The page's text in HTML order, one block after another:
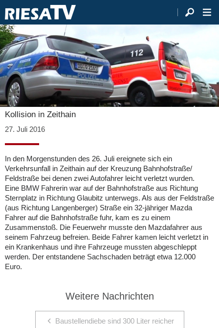
Kollision in Zeithain
27. Juli 2016
In den Morgenstunden des 26. Juli ereignete sich ein
Verkehrsunfall in Zeithain auf der Kreuzung Bahnhofstraße/
Feldstraße bei denen zwei Autofahrer leicht verletzt wurden.
Eine BMW Fahrerin war auf der Bahnhofstraße aus Richtung
Sternplatz in Richtung Glaubitz unterwegs. Als aus der Feldstraße
(aus Richtung Langenberger) Straße ein 32-jähriger Mazda
Fahrer auf die Bahnhofstraße fuhr, kam es zu einem
Zusammenstoß. Die Feuerwehr musste den Mazdafahrer aus
seinem Fahrzeug befreien. Beide Fahrer kamen leicht verletzt in
ein Krankenhaus und ihre Fahrzeuge mussten abgeschleppt
werden. Der entstandene Sachschaden beträgt etwa 12.000
Euro.
Weitere Nachrichten
Baustellendiebe sind 300 Liter reicher